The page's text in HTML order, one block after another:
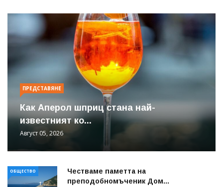
ПРЕДСТАВЯНЕ
Как Аперол шприц стана най-
известният ко...
Август 05, 2026
ОБЩЕСТВО
Честваме паметта на
преподобномъченик Дом...